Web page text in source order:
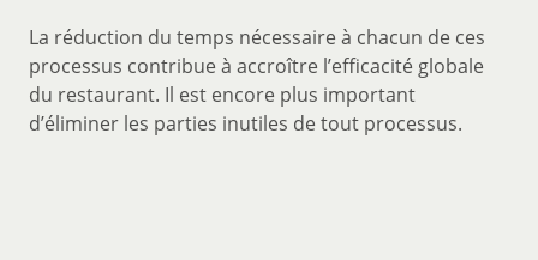
La réduction du temps nécessaire à chacun de ces
processus contribue à accroître l’efficacité globale
du restaurant. Il est encore plus important
d’éliminer les parties inutiles de tout processus.